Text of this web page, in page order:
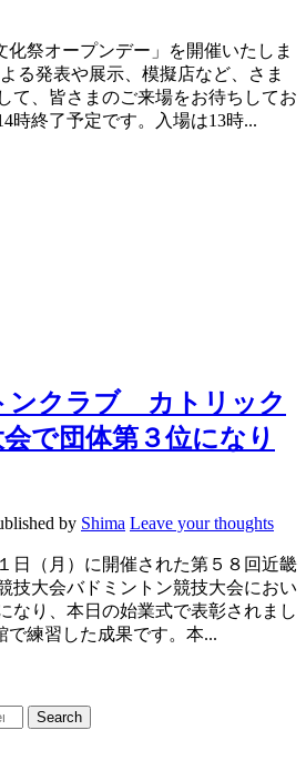
祭オープンデー」を開催いたしま
発表や展示、模擬店など、さま
て、皆さまのご来場をお待ちしてお
時終了予定です。入場は13時...
ンクラブ カトリック
で団体第３位になり
by Shima Leave your thoughts
日（月）に開催された第５８回近畿
大会バドミントン競技大会におい
なり、本日の始業式で表彰されまし
練習した成果です。本...
Search